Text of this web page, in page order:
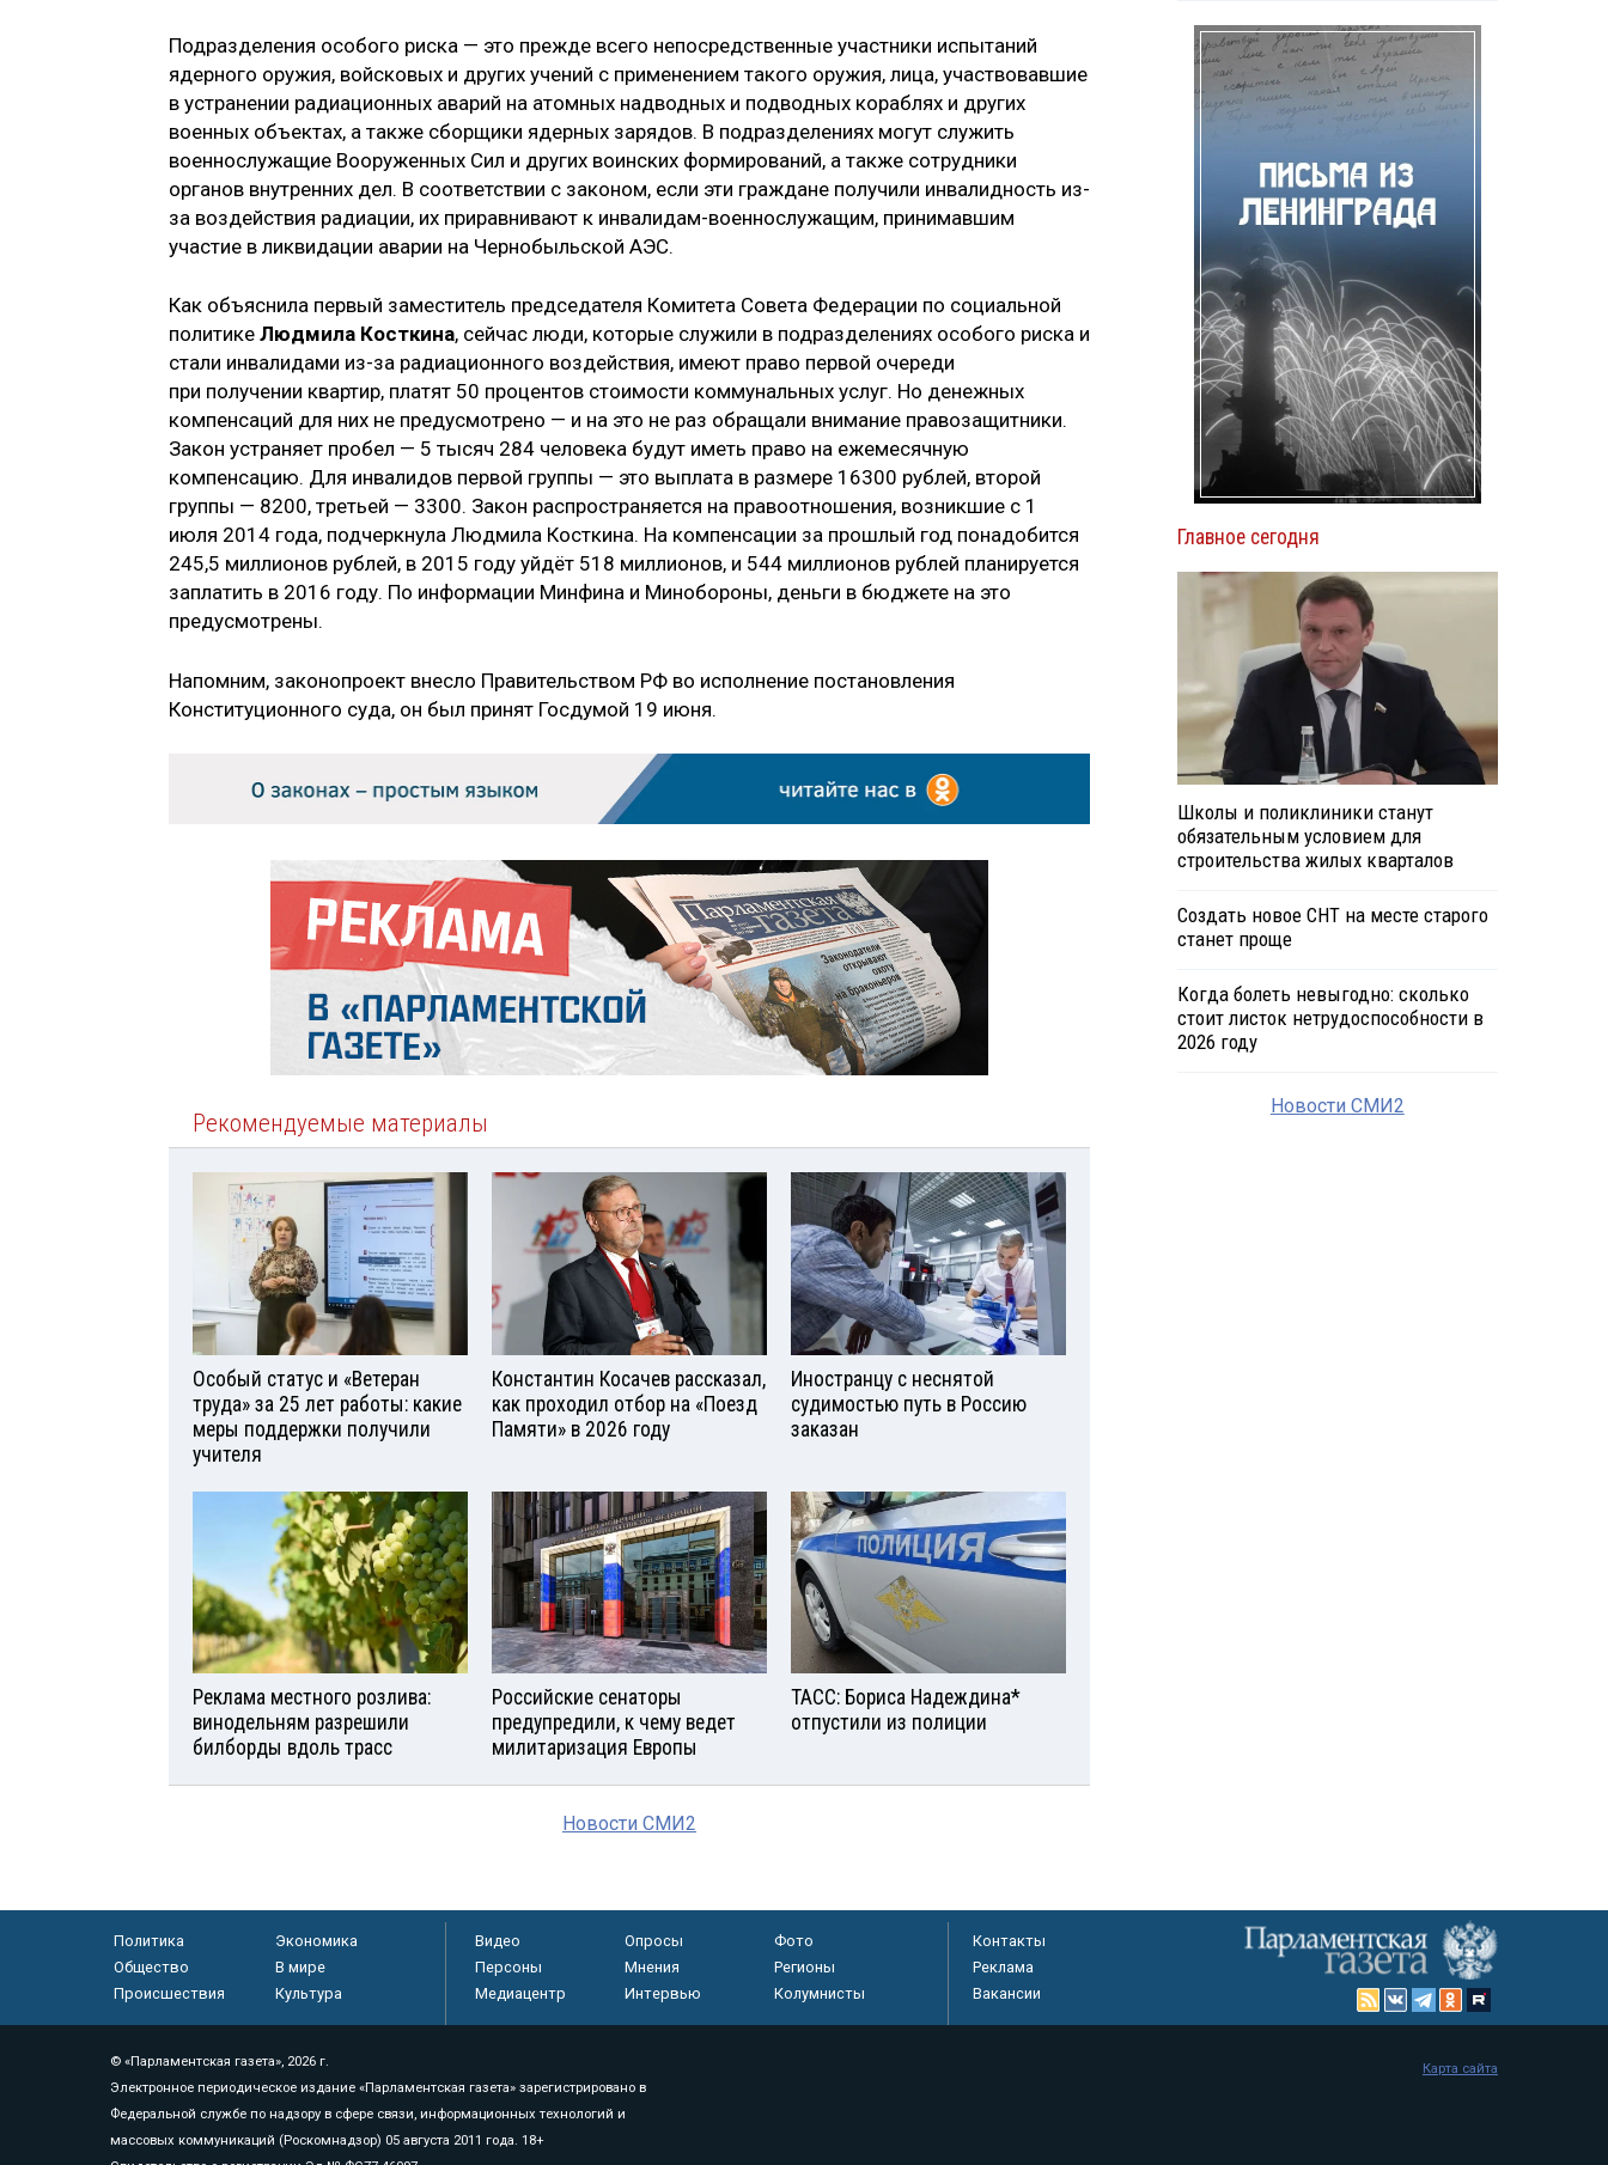
Подразделения особого риска — это прежде всего непосредственные участники испытаний
ядерного оружия, войсковых и других учений с применением такого оружия, лица, участвовавшие
в устранении радиационных аварий на атомных надводных и подводных кораблях и других
военных объектах, а также сборщики ядерных зарядов. В подразделениях могут служить
военнослужащие Вооруженных Сил и других воинских формирований, а также сотрудники
органов внутренних дел. В соответствии с законом, если эти граждане получили инвалидность из-
за воздействия радиации, их приравнивают к инвалидам-военнослужащим, принимавшим
участие в ликвидации аварии на Чернобыльской АЭС.
Как объяснила первый заместитель председателя Комитета Совета Федерации по социальной
политике Людмила Косткина, сейчас люди, которые служили в подразделениях особого риска и
стали инвалидами из-за радиационного воздействия, имеют право первой очереди
при получении квартир, платят 50 процентов стоимости коммунальных услуг. Но денежных
компенсаций для них не предусмотрено — и на это не раз обращали внимание правозащитники.
Закон устраняет пробел — 5 тысяч 284 человека будут иметь право на ежемесячную
компенсацию. Для инвалидов первой группы — это выплата в размере 16300 рублей, второй
группы — 8200, третьей — 3300. Закон распространяется на правоотношения, возникшие с 1
июля 2014 года, подчеркнула Людмила Косткина. На компенсации за прошлый год понадобится
245,5 миллионов рублей, в 2015 году уйдёт 518 миллионов, и 544 миллионов рублей планируется
заплатить в 2016 году. По информации Минфина и Минобороны, деньги в бюджете на это
предусмотрены.
Напомним, законопроект внесло Правительством РФ во исполнение постановления
Конституционного суда, он был принят Госдумой 19 июня.
Рекомендуемые материалы
Особый статус и «Ветеран
труда» за 25 лет работы: какие
меры поддержки получили
учителя
Константин Косачев рассказал,
как проходил отбор на «Поезд
Памяти» в 2026 году
Иностранцу с неснятой
судимостью путь в Россию
заказан
Реклама местного розлива:
винодельням разрешили
билборды вдоль трасс
Российские сенаторы
предупредили, к чему ведет
милитаризация Европы
ТАСС: Бориса Надеждина*
отпустили из полиции
Новости СМИ2
Главное сегодня
Школы и поликлиники станут
обязательным условием для
строительства жилых кварталов
Создать новое СНТ на месте старого
станет проще
Когда болеть невыгодно: сколько
стоит листок нетрудоспособности в
2026 году
Новости СМИ2
Политика
Экономика
Общество
В мире
Происшествия
Культура
Видео Опросы
Фото
Персоны
Мнения
Регионы
Медиацентр
Интервью Колумнисты
Контакты
Реклама
Вакансии
© «Парламентская газета», 2026 г.
Электронное периодическое издание «Парламентская газета» зарегистрировано в
Федеральной службе по надзору в сфере связи, информационных технологий и
массовых коммуникаций (Роскомнадзор) 05 августа 2011 года. 18+
Карта сайта